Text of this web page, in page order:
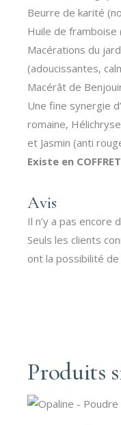
Beurre de karité
Huile de framboise
Macérations du
(adoucissantes,
Macérât de
Une fine synergie
romaine,
et Jasmin (anti
Existe en
Avis
Il n’y a pas encore
Seuls les clients
ont la possibilité de
Produits